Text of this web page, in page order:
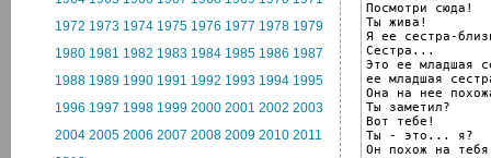
1972 1973 1974 1975 1976 1977 1978 1979
1980 1981 1982 1983 1984 1985 1986 1987
1988 1989 1990 1991 1992 1993 1994 1995
1996 1997 1998 1999 2000 2001 2002 2003
2004 2005 2006 2007 2008 2009 2010 2011
Посмотри сюда!
Ты жива!
Я ее сестра-
Сестра...
Это ее младшая
ее младшая
Она на нее
Ты заметил?
Вот тебе!
Ты - это... я?
Он похож на